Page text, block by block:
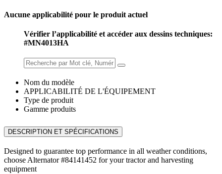
Aucune applicabilité pour le produit actuel
Vérifier l’applicabilité et accéder aux dessins techniques:
#MN4013HA
Nom du modèle
APPLICABILITÉ DE L'ÉQUIPEMENT
Type de produit
Gamme produits
DESCRIPTION ET SPÉCIFICATIONS
Designed to guarantee top performance in all weather conditions,
choose Alternator #84141452 for your tractor and harvesting
equipment